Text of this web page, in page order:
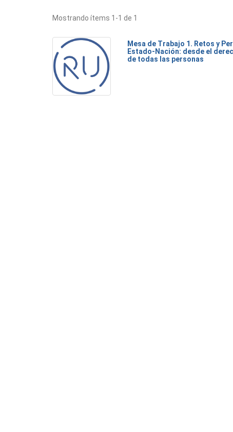
Mostrando ítems 1-1 de 1
Mesa de Trabajo 1. Retos y
Estado-Nación: desde el
de todas las personas